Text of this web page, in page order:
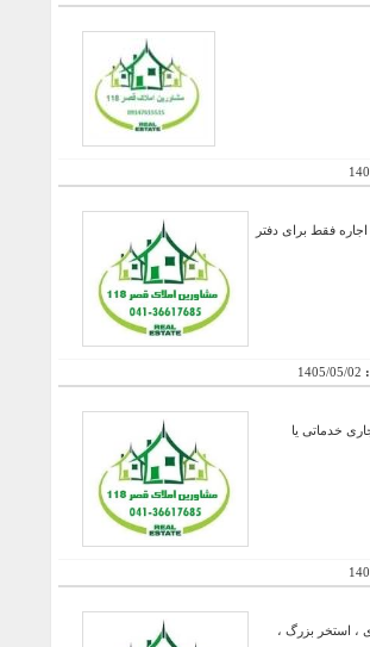
، اجاره فقط برای دفتر
1405/05/02
و دیگری ۲۰ متر- با موافقت شهرداری جهت ساخت ۱۰۰ درصد تجاری خدماتی یا
25 متر سوئیت با برق خورشیدی ، استخر بزرگ ،